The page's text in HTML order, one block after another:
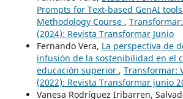
Prompts for Text-based GenAI
Methodology Course ,
(2024): Revista Transformar Junio
Fernando Vera, La perspectiva de
infusión de la sostenibilidad en el
educación superior , Transformar:
(2022): Revista Transformar junio
Vanesa Rodríguez Iribarren,